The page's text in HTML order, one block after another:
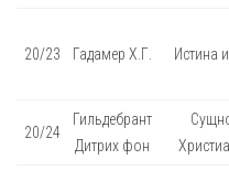
20/23 Гадамер Х.Г. Истина
20/24
Гильдебрант
Дитрих фон